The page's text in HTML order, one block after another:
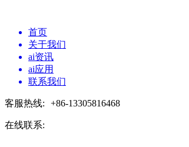
首页
关于我们
ai资讯
ai应用
联系我们
客服热线: +86-13305816468
在线联系: